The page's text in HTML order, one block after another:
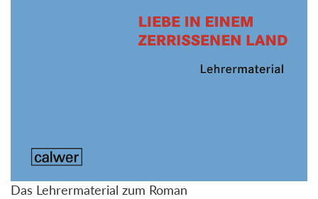
Das Lehrermaterial zum Roman